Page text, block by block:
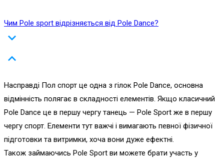
Чим Pole sport відрізняється від Pole Dance?
Насправді Пол спорт це одна з гілок Pole Dance, основна
відмінність полягає в складності елементів. Якщо класичний
Pole Dance це в першу чергу танець — Pole Sport же в першу
чергу спорт. Елементи тут важчі і вимагають певної фізичної
підготовки та витримки, хоча вони дуже ефектні.
Також займаючись Pole Sport ви можете брати участь у